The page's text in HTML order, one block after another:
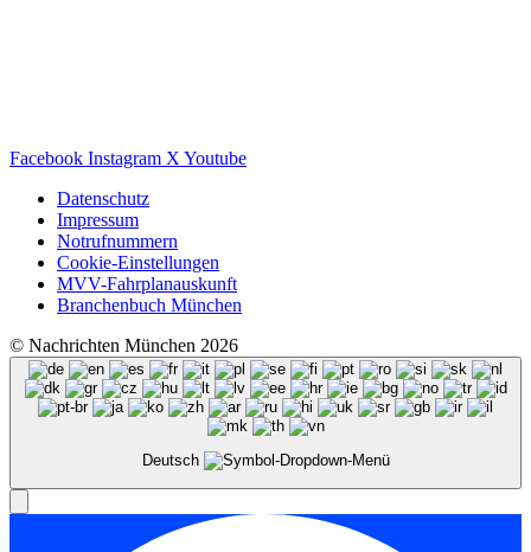
Facebook Instagram X Youtube
Datenschutz
Impressum
Notrufnummern
Cookie-Einstellungen
MVV-Fahrplanauskunft
Branchenbuch München
© Nachrichten München 2026
Deutsch